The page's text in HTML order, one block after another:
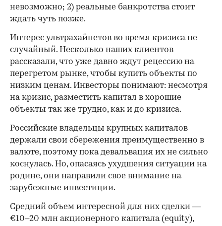
невозможно; 2) реальные банкротства стоит
ждать чуть позже.
Интерес ультрахайнетов во время кризиса не
случайный. Несколько наших клиентов
рассказали, что уже давно ждут рецессию на
перегретом рынке, чтобы купить объекты по
низким ценам. Инвесторы понимают: несмотря
на кризис, разместить капитал в хорошие
объекты так же трудно, как и до кризиса.
Российские владельцы крупных капиталов
держали свои сбережения преимущественно в
валюте, поэтому пока девальвация их не сильно
коснулась. Но, опасаясь ухудшения ситуации на
родине, они направили свое внимание на
зарубежные инвестиции.
Средний объем интересной для них сделки —
€10–20 млн акционерного капитала (equity),